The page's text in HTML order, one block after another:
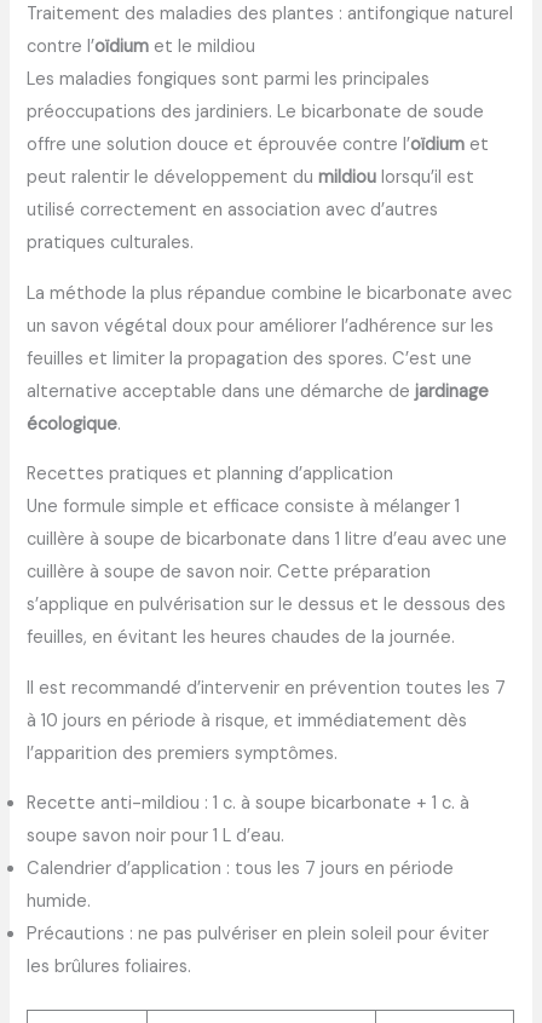
Traitement des maladies des plantes : antifongique naturel
contre l’oïdium et le mildiou
Les maladies fongiques sont parmi les principales
préoccupations des jardiniers. Le bicarbonate de soude
offre une solution douce et éprouvée contre l’oïdium et
peut ralentir le développement dumildiou lorsqu’il est
utilisé correctement en association avec d’autres
pratiques culturales.
La méthode la plus répandue combine le bicarbonate avec
un savon végétal doux pour améliorer l’adhérence sur les
feuilles et limiter la propagation des spores. C’est une
alternative acceptable dans une démarche dejardinage
écologique.
Recettes pratiques et planning d’application
Une formule simple et efficace consiste à mélanger 1
cuillère à soupe de bicarbonate dans 1 litre d’eau avec une
cuillère à soupe de savon noir. Cette préparation
s’applique en pulvérisation sur le dessus et le dessous des
feuilles, en évitant les heures chaudes de la journée.
Il est recommandé d’intervenir en prévention toutes les 7
à 10 jours en période à risque, et immédiatement dès
l’apparition des premiers symptômes.
Recette anti-mildiou : 1 c. à soupe bicarbonate + 1 c. à
soupe savon noir pour 1 L d’eau.
Calendrier d’application : tous les 7 jours en période
humide.
Précautions : ne pas pulvériser en plein soleil pour éviter
les brûlures foliaires.